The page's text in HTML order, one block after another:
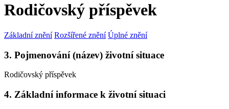
Rodičovský příspěvek
Základní znění Rozšířené znění Úplné znění
3. Pojmenování (název) životní situace
Rodičovský příspěvek
4. Základní informace k životní situaci